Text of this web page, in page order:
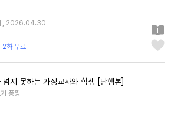
, 2026.04.30
2화 무료
넘지 못하는 가정교사와 학생 [단행본]
퐁짱